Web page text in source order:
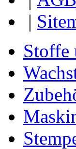
|
Stoffe